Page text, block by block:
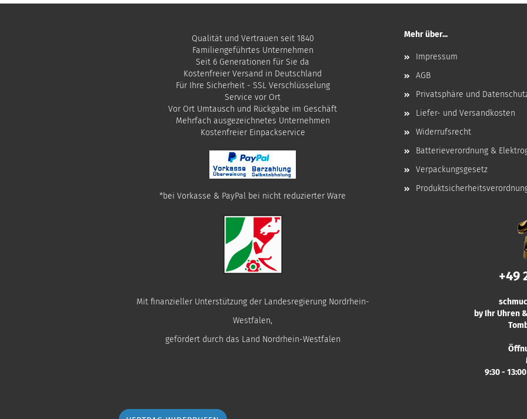
Qualität und Vertrauen seit 1840
Familiengeführtes Unternehmen
Seit 6 Generationen für Sie da
Kostenfreier Versand in Deutschland
Für Ihre Sicherheit - SSL Verschlüsselung
Service vor Ort
Vor Ort Umtausch und Rückgabe im Geschäft
Mehrfach ausgezeichnetes Unternehmen
​Kostenfreier Einpackservice
*bei Vorkasse & PayPal bei nicht reduzierter Ware
Mehr über...
Impressum
AGB
Privatsphäre und
Liefer- und Versandkosten
Widerrufsrecht
Batterieverordnung &
Verpackungsgesetz
Mit finanzieller Unterstützung der Landesregierung Nordrhein-
Westfalen,
gefördert durch das Land Nordrhein-Westfalen
+49
by Ihr Uhren
9:30 -